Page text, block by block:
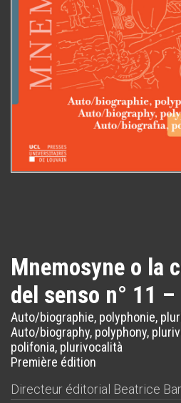
Mnemosyne o la
del senso n° 11
Auto/biographie, polyphonie,
Auto/biography, polyphony,
polifonia, plurivocalità
Première édition
Directeur éditorial Beatrice